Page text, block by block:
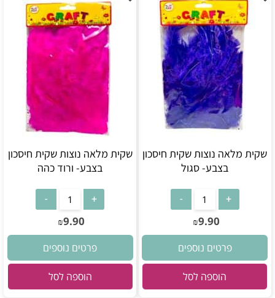
שקית מלאה נוצות שקית חיסכון
בצבע- סגול
₪9.90
פרטים נוספים
הוספה לסל
שקית מלאה נוצות שקית חיסכון
בצבע- ורוד כהה
₪9.90
פרטים נוספים
הוספה לסל